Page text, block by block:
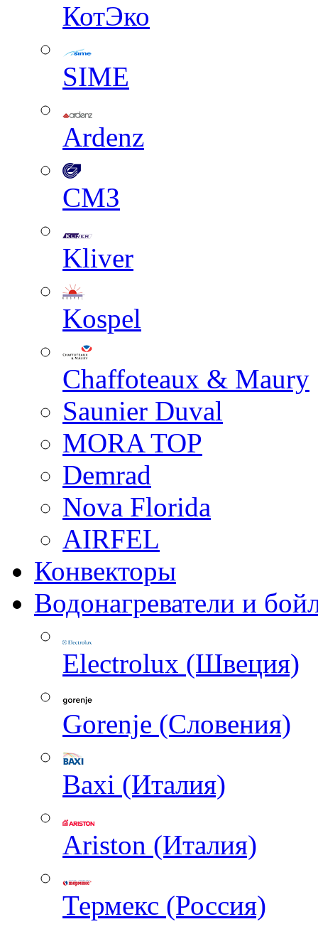
КотЭко
SIME
Ardenz
СМЗ
Kliver
Kospel
Chaffoteaux & Maury
Saunier Duval
MORA TOP
Demrad
Nova Florida
AIRFEL
Конвекторы
Водонагреватели и
Electrolux (Швеция)
Gorenje (Словения)
Baxi (Италия)
Ariston (Италия)
Термекс (Россия)